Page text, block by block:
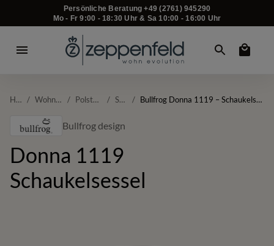
Persönliche Beratung +49 (2761) 945290
Mo - Fr 9:00 - 18:30 Uhr & Sa 10:00 - 16:00 Uhr
Home / Wohnzimmer / Polstermöbel / Sessel / Bullfrog Donna 1119 – Schaukelsessel | 360° drehbar, Design
Bullfrog design
Donna 1119
Schaukelsessel